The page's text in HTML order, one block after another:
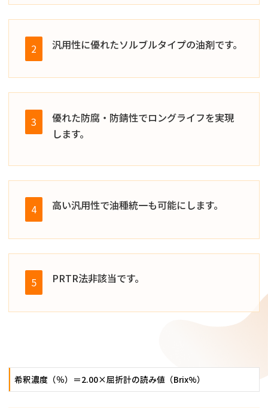
2 汎用性に優れたソルブルタイプの油剤です。
3
優れた防腐・防錆性でロングライフを実現
します。
4 高い汎用性で油種統一も可能にします。
5 PRTR法非該当です。
希釈濃度（％）＝2.00×屈折計の読み値（Brix%）